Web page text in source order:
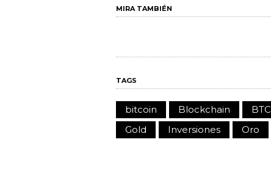
MIRA TAMBIÉN
TAGS
bitcoin Blockchain BTC
Gold
Inversiones Oro